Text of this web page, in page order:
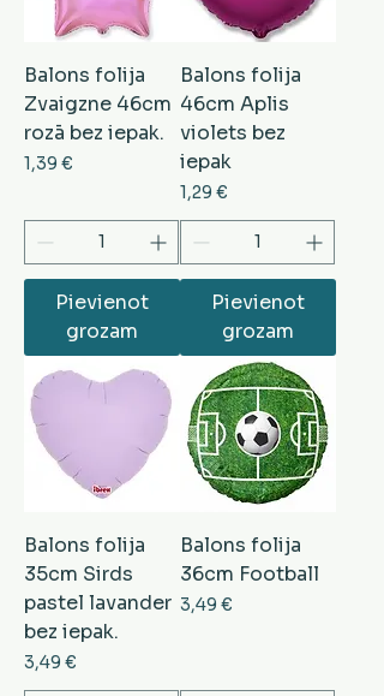
Balons folija
Zvaigzne 46cm
rozā bez iepak.
Cena
1,39 €
Pievienot
grozam
Balons folija
46cm Aplis
violets bez
iepak
Cena
1,29 €
Pievienot
grozam
Balons folija
35cm Sirds
pastel lavander
bez iepak.
Cena
3,49 €
Balons folija
36cm Football
Cena
3,49 €